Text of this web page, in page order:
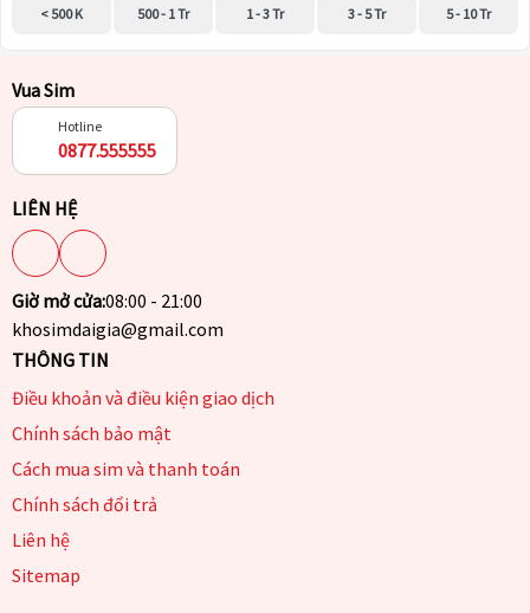
< 500 K 500 - 1 Tr 1 - 3 Tr 3 - 5 Tr 5 - 10 Tr
Vua Sim
Hotline
0877.555555
LIÊN HỆ
Giờ mở cửa:08:00 - 21:00
khosimdaigia@gmail.com
THÔNG TIN
Điều khoản và điều kiện giao dịch
Chính sách bảo mật
Cách mua sim và thanh toán
Chính sách đổi trả
Liên hệ
Sitemap